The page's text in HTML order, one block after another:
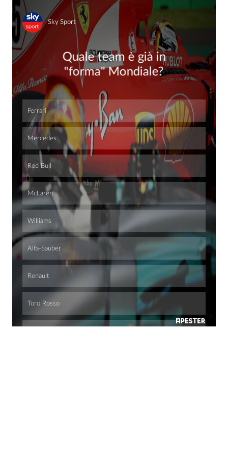
Sky Sport
Quale team è già in
"forma" Mondiale?
Ferrari
Mercedes
Red Bull
McLaren
Williams
Alfa-Sauber
Renault
Toro Rosso